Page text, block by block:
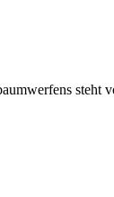
steht